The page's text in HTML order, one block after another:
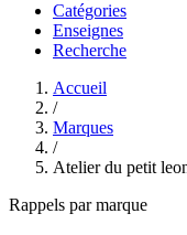
Catégories
Enseignes
Recherche
Accueil
/
Marques
/
Atelier du petit
Rappels par marque